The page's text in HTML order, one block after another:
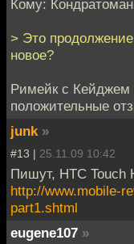
Кому:
> Это
новое?
Римейк с Кейджем
положительные
junk »
#13 | 25.11.09 10:42
Пишут, HTC Touch
http://www.mobile-
part1.shtml
eugene107 »